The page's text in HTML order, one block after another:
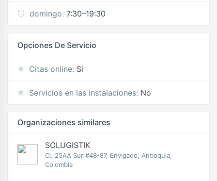
domingo: 7:30–19:30
Opciones De Servicio
Citas online: Si
Servicios en las instalaciones: No
Organizaciones similares
SOLUGISTIK
Cl. 25AA Sur #48-87, Envigado, Antioquia,
Colombia